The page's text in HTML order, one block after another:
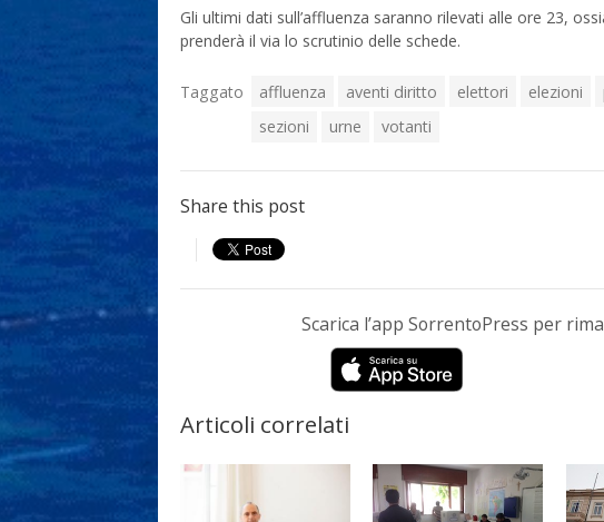
Gli ultimi dati sull’affluenza saranno rilevati alle ore 23,
prenderà il via lo scrutinio delle schede.
Taggato affluenza aventi diritto elettori elezioni
sezioni
urne votanti
Share this post
Scarica l’app SorrentoPress per
Articoli correlati